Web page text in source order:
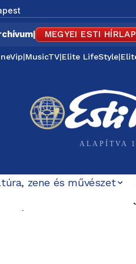
| MEGYEI ESTI
|MusicTV|Elite LifeStyle|
ALAPÍTVA
zene és művészet
Keleten: Törökország,